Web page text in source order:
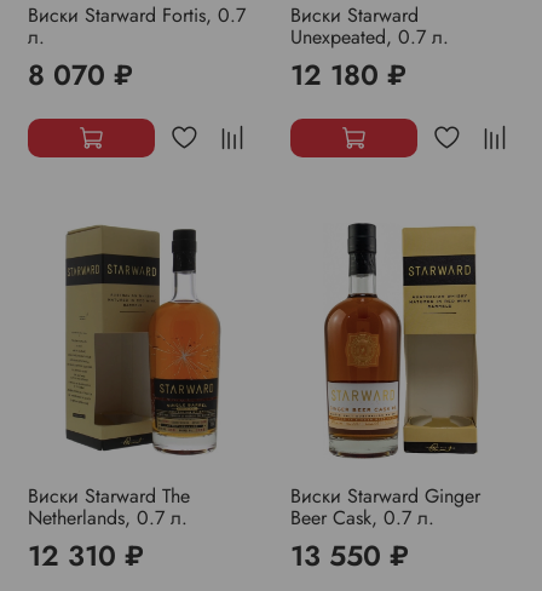
Виски Starward Fortis, 0.7
л.
8 070 ₽
Виски Starward
Unexpeated, 0.7 л.
12 180 ₽
Виски Starward The
Netherlands, 0.7 л.
12 310 ₽
Виски Starward Ginger
Beer Cask, 0.7 л.
13 550 ₽